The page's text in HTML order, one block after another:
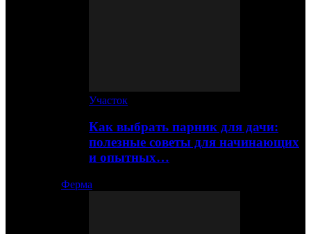
Участок
Как выбрать парник для дачи:
полезные советы для начинающих
и опытных…
Ферма